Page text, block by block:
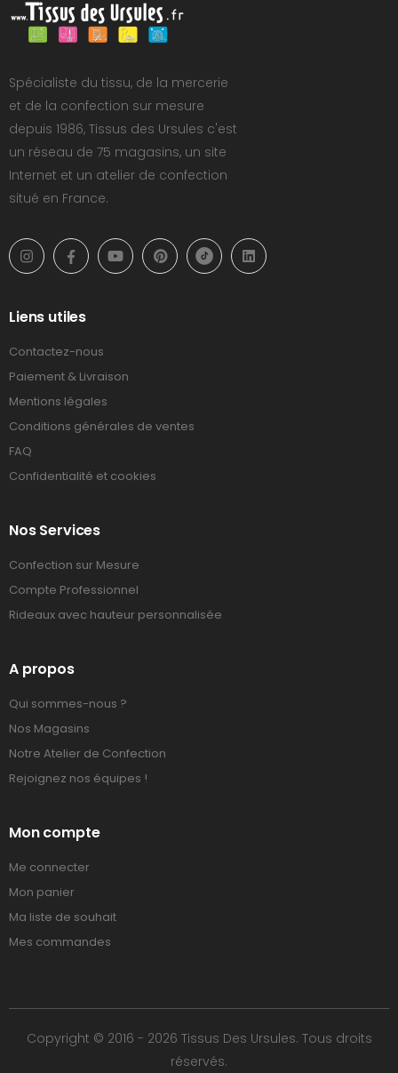
Spécialiste du tissu, de la mercerie
et de la confection sur mesure
depuis 1986, Tissus des Ursules c'est
un réseau de 75 magasins, un site
Internet et un atelier de confection
situé en France.
Liens utiles
Contactez-nous
Paiement & Livraison
Mentions légales
Conditions générales de ventes
FAQ
Confidentialité et cookies
Nos Services
Confection sur Mesure
Compte Professionnel
Rideaux avec hauteur personnalisée
A propos
Qui sommes-nous ?
Nos Magasins
Notre Atelier de Confection
Rejoignez nos équipes !
Mon compte
Me connecter
Mon panier
Ma liste de souhait
Mes commandes
Copyright © 2016 - 2026 Tissus Des Ursules. Tous droits
réservés.